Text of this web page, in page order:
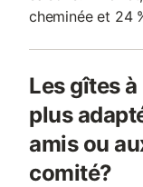
cheminée et 24
Les gîtes
plus
amis ou
comité?